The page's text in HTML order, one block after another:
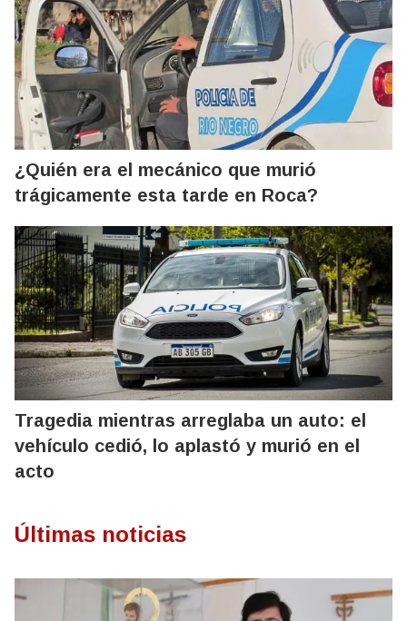
¿Quién era el mecánico que murió
trágicamente esta tarde en Roca?
Tragedia mientras arreglaba un auto: el
vehículo cedió, lo aplastó y murió en el
acto
Últimas noticias